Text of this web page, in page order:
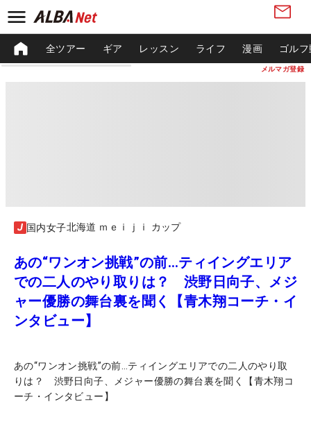
メルマガ登録
全ツアー ギア レッスン ライフ 漫画 ゴル
国内女子北海道 ｍｅｉｊｉ カップ
あの“ワンオン挑戦”の前…ティイングエリア
での二人のやり取りは？ 渋野日向子、メジ
ャー優勝の舞台裏を聞く【青木翔コーチ・イ
ンタビュー】
あの“ワンオン挑戦”の前…ティイングエリアでの二人のやり取
りは？ 渋野日向子、メジャー優勝の舞台裏を聞く【青木翔コ
ーチ・インタビュー】